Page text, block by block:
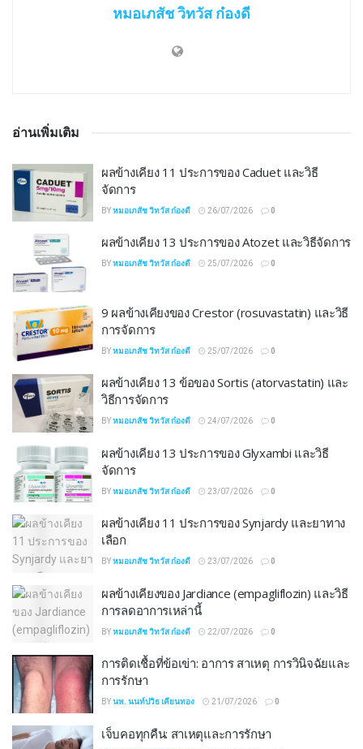
หมอเภสัช วิทวัส ก๋องดี
อ่านเพิ่มเติม
ผลข้างเคียง 11 ประการของ Caduet และวิธี
จัดการ
BYหมอเภสัช วิทวัส ก๋องดี 26/07/2026 0
ผลข้างเคียง 13 ประการของ Atozet และวิธีจัดการ
BYหมอเภสัช วิทวัส ก๋องดี 25/07/2026 0
9 ผลข้างเคียงของ Crestor (rosuvastatin) และวิธี
การจัดการ
BYหมอเภสัช วิทวัส ก๋องดี 25/07/2026 0
ผลข้างเคียง 13 ข้อของ Sortis (atorvastatin) และ
วิธีการจัดการ
BYหมอเภสัช วิทวัส ก๋องดี 24/07/2026 0
ผลข้างเคียง 13 ประการของ Glyxambi และวิธี
จัดการ
BYหมอเภสัช วิทวัส ก๋องดี 23/07/2026 0
ผลข้างเคียง 11 ประการของ Synjardy และยาทาง
เลือก
BYหมอเภสัช วิทวัส ก๋องดี 23/07/2026 0
ผลข้างเคียงของ Jardiance (empagliflozin) และวิธี
การลดอาการเหล่านี้
BYหมอเภสัช วิทวัส ก๋องดี 22/07/2026 0
การติดเชื้อที่ข้อเข่า: อาการ สาเหตุ การวินิจฉัยและ
การรักษา
BYนพ. นนท์ปวิธ เคียนทอง 21/07/2026 0
เจ็บคอทุกคืน: สาเหตุและการรักษา